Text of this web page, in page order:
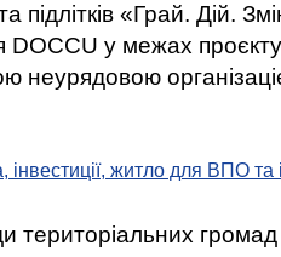
підлітків «Грай. Дій.
DOCCU у межах
неурядовою
інвестиції, житло для ВПО
територіальних громад